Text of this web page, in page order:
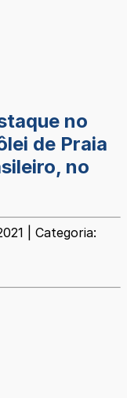
no
de Praia
no
| Categoria: